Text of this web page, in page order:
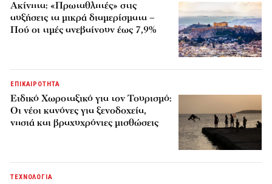
Ακίνητα: «Πρωταθλητές» στις
αυξήσεις τα μικρά διαμερίσματα –
Πού οι τιμές ανεβαίνουν έως 7,9%
ΕΠΙΚΑΙΡΟΤΗΤΑ
Ειδικό Χωροταξικό για τον Τουρισμό:
Οι νέοι κανόνες για ξενοδοχεία,
νησιά και βραχυχρόνιες μισθώσεις
ΤΕΧΝΟΛΟΓΙΑ